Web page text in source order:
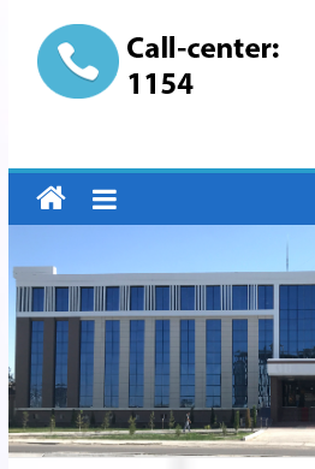
“Buxoro
hududiy
elektr
tarmoqlari
korxonasi”
AJ
“Buxoro
hududiy